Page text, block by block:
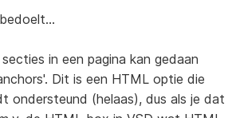
in een pagina kan gedaan
Dit is een HTML optie die
ondersteund (helaas), dus als je dat